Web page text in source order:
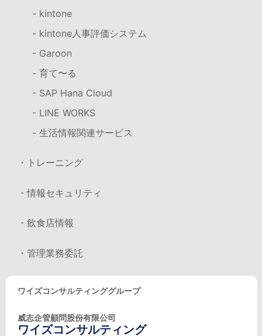
- kintone
- kintone人事評価システム
- Garoon
- 育て〜る
- SAP Hana Cloud
- LINE WORKS
- 生活情報関連サービス
・トレーニング
・情報セキュリティ
・飲食店情報
・管理業務委託
ワイズコンサルティンググループ
威志企管顧問股份有限公司
ワイズコンサルティング